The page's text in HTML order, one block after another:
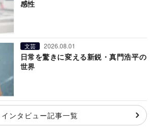
感性
文芸 2026.08.01
日常を驚きに変える新鋭・真門浩平の
世界
インタビュー記事一覧